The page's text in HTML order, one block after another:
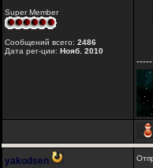
Super Member
Сообщений всего: 2486
Дата рег-ции: Нояб. 2010
-----
yakodsen